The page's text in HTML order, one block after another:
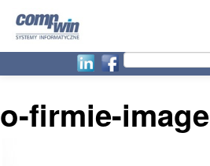
USŁUGI
o-firmie-image